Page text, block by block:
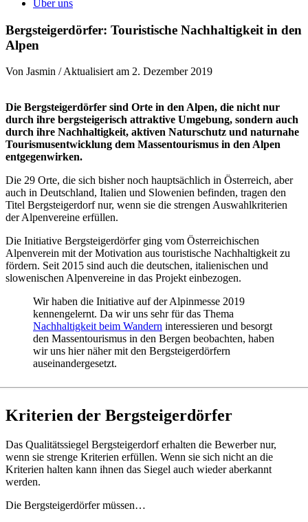
Über uns
Bergsteigerdörfer: Touristische Nachhaltigkeit in den
Alpen
Von Jasmin / Aktualisiert am 2. Dezember 2019
Die Bergsteigerdörfer sind Orte in den Alpen, die nicht nur
durch ihre bergsteigerisch attraktive Umgebung, sondern auch
durch ihre Nachhaltigkeit, aktiven Naturschutz und naturnahe
Tourismusentwicklung dem Massentourismus in den Alpen
entgegenwirken.
Die 29 Orte, die sich bisher noch hauptsächlich in Österreich, aber
auch in Deutschland, Italien und Slowenien befinden, tragen den
Titel Bergsteigerdorf nur, wenn sie die strengen Auswahlkriterien
der Alpenvereine erfüllen.
Die Initiative Bergsteigerdörfer ging vom Österreichischen
Alpenverein mit der Motivation aus touristische Nachhaltigkeit zu
fördern. Seit 2015 sind auch die deutschen, italienischen und
slowenischen Alpenvereine in das Projekt einbezogen.
Wir haben die Initiative auf der Alpinmesse 2019
kennengelernt. Da wir uns sehr für das Thema
Nachhaltigkeit beim Wandern interessieren und besorgt
den Massentourismus in den Bergen beobachten, haben
wir uns hier näher mit den Bergsteigerdörfern
auseinandergesetzt.
Kriterien der Bergsteigerdörfer
Das Qualitätssiegel Bergsteigerdorf erhalten die Bewerber nur,
wenn sie strenge Kriterien erfüllen. Wenn sie sich nicht an die
Kriterien halten kann ihnen das Siegel auch wieder aberkannt
werden.
Die Bergsteigerdörfer müssen…